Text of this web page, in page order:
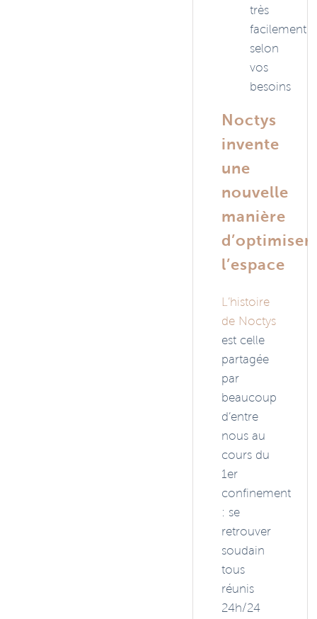
très
facilement
selon
vos
besoins
Noctys
invente
une
nouvelle
manière
d’optimiser
l’espace
L’histoire
de Noctys
est celle
partagée
par
beaucoup
d’entre
nous au
cours du
1er
confinement
: se
retrouver
soudain
tous
réunis
24h/24